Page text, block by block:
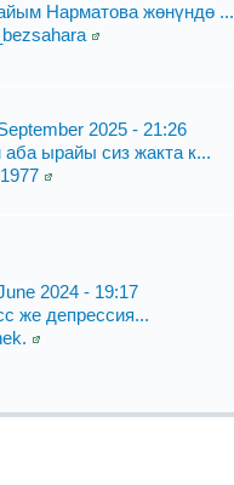
Нарматова жөнүндө ...
2025 - 21:26
аба ырайы сиз жакта к...
2024 - 19:17
же депрессия...